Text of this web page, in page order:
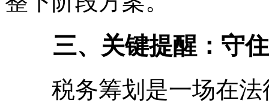
三、关键提醒：守住
税务筹划是一场在法